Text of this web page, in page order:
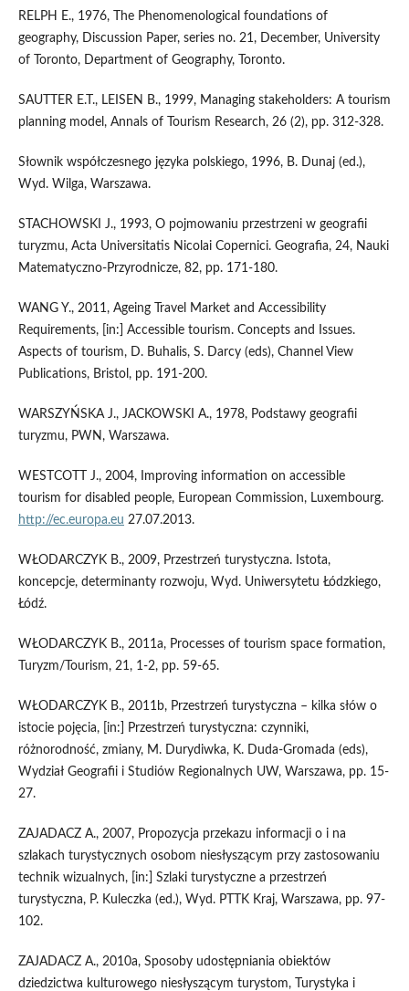
RELPH E., 1976, The Phenomenological foundations of
geography, Discussion Paper, series no. 21, December, University
of Toronto, Department of Geography, Toronto.
SAUTTER E.T., LEISEN B., 1999, Managing stakeholders: A tourism
planning model, Annals of Tourism Research, 26 (2), pp. 312-328.
Słownik współczesnego języka polskiego, 1996, B. Dunaj (ed.),
Wyd. Wilga, Warszawa.
STACHOWSKI J., 1993, O pojmowaniu przestrzeni w geografii
turyzmu, Acta Universitatis Nicolai Copernici. Geografia, 24, Nauki
Matematyczno-Przyrodnicze, 82, pp. 171-180.
WANG Y., 2011, Ageing Travel Market and Accessibility
Requirements, [in:] Accessible tourism. Concepts and Issues.
Aspects of tourism, D. Buhalis, S. Darcy (eds), Channel View
Publications, Bristol, pp. 191-200.
WARSZYŃSKA J., JACKOWSKI A., 1978, Podstawy geografii
turyzmu, PWN, Warszawa.
WESTCOTT J., 2004, Improving information on accessible
tourism for disabled people, European Commission, Luxembourg.
http://ec.europa.eu 27.07.2013.
WŁODARCZYK B., 2009, Przestrzeń turystyczna. Istota,
koncepcje, determinanty rozwoju, Wyd. Uniwersytetu Łódzkiego,
Łódź.
WŁODARCZYK B., 2011a, Processes of tourism space formation,
Turyzm/Tourism, 21, 1-2, pp. 59-65.
WŁODARCZYK B., 2011b, Przestrzeń turystyczna – kilka słów o
istocie pojęcia, [in:] Przestrzeń turystyczna: czynniki,
różnorodność, zmiany, M. Durydiwka, K. Duda-Gromada (eds),
Wydział Geografii i Studiów Regionalnych UW, Warszawa, pp. 15-
27.
ZAJADACZ A., 2007, Propozycja przekazu informacji o i na
szlakach turystycznych osobom niesłyszącym przy zastosowaniu
technik wizualnych, [in:] Szlaki turystyczne a przestrzeń
turystyczna, P. Kuleczka (ed.), Wyd. PTTK Kraj, Warszawa, pp. 97-
102.
ZAJADACZ A., 2010a, Sposoby udostępniania obiektów
dziedzictwa kulturowego niesłyszącym turystom, Turystyka i